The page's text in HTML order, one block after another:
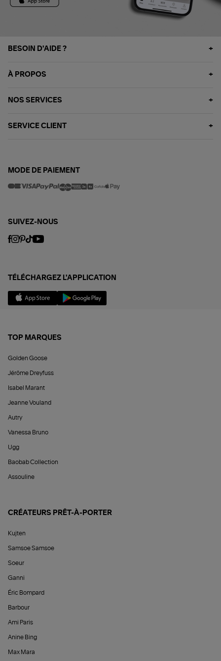
BESOIN D'AIDE ?
À PROPOS
NOS SERVICES
SERVICE CLIENT
MODE DE PAIEMENT
SUIVEZ-NOUS
TÉLÉCHARGEZ L'APPLICATION
TOP MARQUES
Golden Goose
Jérôme Dreyfuss
Isabel Marant
Jeanne Vouland
Autry
Vanessa Bruno
Ugg
Baobab Collection
Assouline
CRÉATEURS PRÊT-À-PORTER
Kujten
Samsoe Samsoe
Soeur
Ganni
Éric Bompard
Barbour
Ami Paris
Anine Bing
Max Mara